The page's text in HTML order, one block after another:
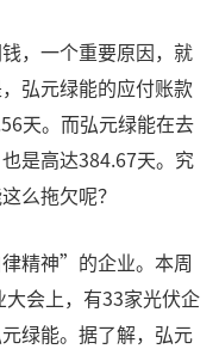
，一个重要原因，就
弘元绿能的应付账款
天。而弘元绿能在去
是高达384.67天。究
么拖欠呢？
精神”的企业。本周
会上，有33家光伏企
绿能。据了解，弘元